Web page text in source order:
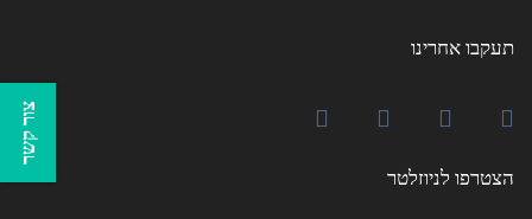
תעקבו אחרינו
הצטרפו לניוזלטר
צור קשר